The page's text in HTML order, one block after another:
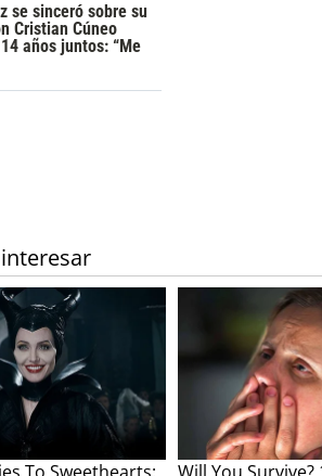
se sinceró sobre su
Cristian Cúneo
años juntos: “Me